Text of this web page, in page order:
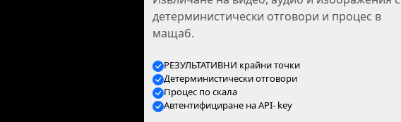
детерминистически отговори и процес в
мащаб.
РЕЗУЛЬТАТИВНИ крайни точки
Детерминистически отговори
Процес по скала
Автентифициране на API- key